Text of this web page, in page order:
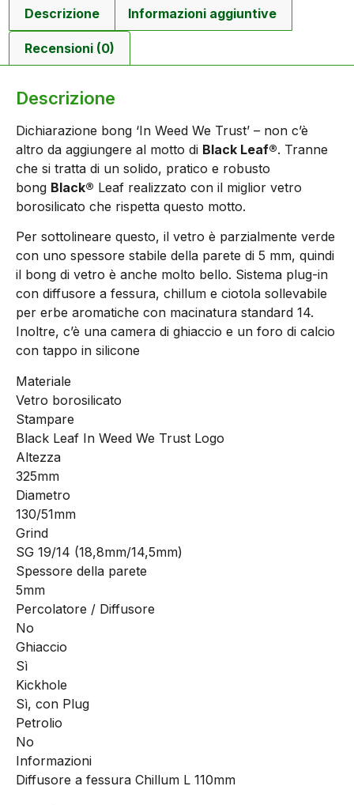
Descrizione Informazioni aggiuntive
Recensioni (0)
Descrizione
Dichiarazione bong ‘In Weed We Trust’ – non c’è
altro da aggiungere al motto di Black Leaf®. Tranne
che si tratta di un solido, pratico e robusto
bong Black® Leaf realizzato con il miglior vetro
borosilicato che rispetta questo motto.
Per sottolineare questo, il vetro è parzialmente verde
con uno spessore stabile della parete di 5 mm, quindi
il bong di vetro è anche molto bello. Sistema plug-in
con diffusore a fessura, chillum e ciotola sollevabile
per erbe aromatiche con macinatura standard 14.
Inoltre, c’è una camera di ghiaccio e un foro di calcio
con tappo in silicone
Materiale
Vetro borosilicato
Stampare
Black Leaf In Weed We Trust Logo
Altezza
325mm
Diametro
130/51mm
Grind
SG 19/14 (18,8mm/14,5mm)
Spessore della parete
5mm
Percolatore / Diffusore
No
Ghiaccio
Sì
Kickhole
Sì, con Plug
Petrolio
No
Informazioni
Diffusore a fessura Chillum L 110mm